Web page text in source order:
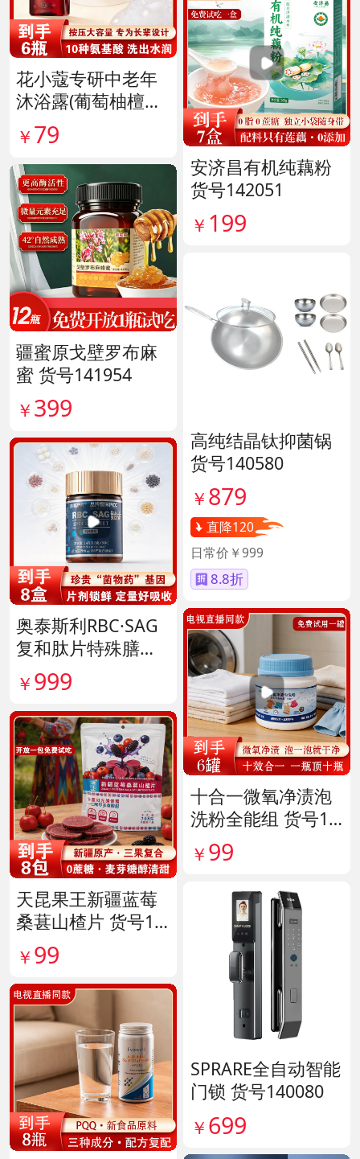
花小蔻专研中老年
沐浴露(葡萄柚檀香
香氛) 货号141896
￥ 79
疆蜜原戈壁罗布麻
蜜 货号141954
￥ 399
奥泰斯利RBC·SAG
复和肽片特殊膳食
滋补组 货号14190
￥ 999
天昆果王新疆蓝莓
桑葚山楂片 货号14
1817
￥ 99
安济昌有机纯藕粉
货号142051
￥ 199
高纯结晶钛抑菌锅
货号140580
￥ 879
直降120
日常价￥999
8.8折
十合一微氧净渍泡
洗粉全能组 货号14
1926
￥ 99
SPRARE全自动智能
门锁 货号140080
￥ 699